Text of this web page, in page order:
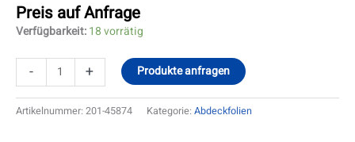
Preis auf Anfrage
Verfügbarkeit:18 vorrätig
- + Produkte anfragen
Artikelnummer: 201-45874 Kategorie: Abdeckfolien